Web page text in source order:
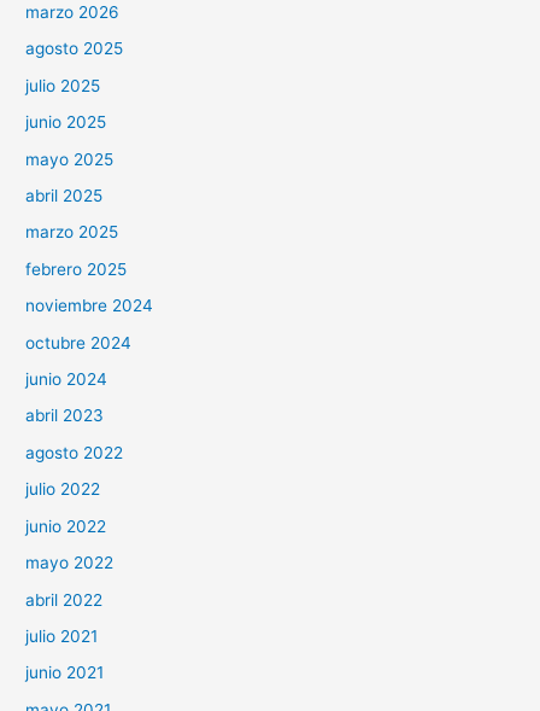
marzo 2026
agosto 2025
julio 2025
junio 2025
mayo 2025
abril 2025
marzo 2025
febrero 2025
noviembre 2024
octubre 2024
junio 2024
abril 2023
agosto 2022
julio 2022
junio 2022
mayo 2022
abril 2022
julio 2021
junio 2021